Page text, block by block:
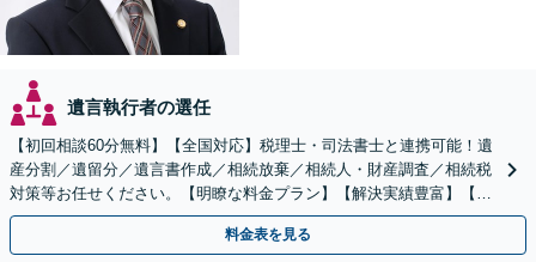
遺言執行者の選任
【初回相談60分無料】【全国対応】税理士・司法書士と連携可能！遺
産分割／遺留分／遺言書作成／相続放棄／相続人・財産調査／相続税
対策等お任せください。【明瞭な料金プラン】【解決実績豊富】【電
話相談可】
料金表を見る